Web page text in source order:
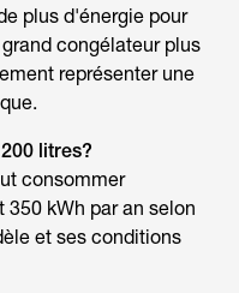
plus d'énergie pour
congélateur plus
représenter une
200 litres?
consommer
kWh par an selon
et ses conditions